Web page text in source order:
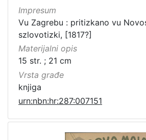
Impresum
Vu Zagrebu : pritizkano vu
szlovotizki, [1817?]
Materijalni opis
15 str. ; 21 cm
Vrsta građe
knjiga
urn:nbn:hr:287:007151